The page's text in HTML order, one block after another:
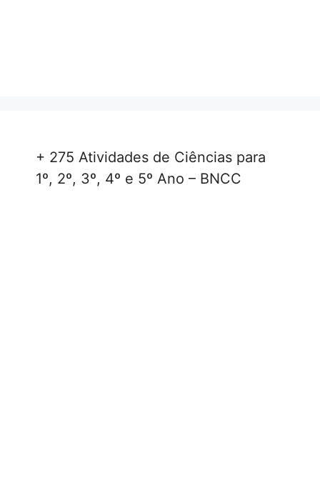
+ 275 Atividades de Ciências para
1º, 2º, 3º, 4º e 5º Ano – BNCC